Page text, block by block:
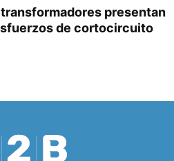
presentan
de cortocircuito